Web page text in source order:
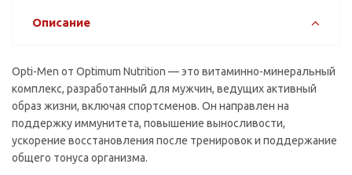
Описание
Opti-Men от Optimum Nutrition — это витаминно-минеральный
комплекс, разработанный для мужчин, ведущих активный
образ жизни, включая спортсменов. Он направлен на
поддержку иммунитета, повышение выносливости,
ускорение восстановления после тренировок и поддержание
общего тонуса организма.